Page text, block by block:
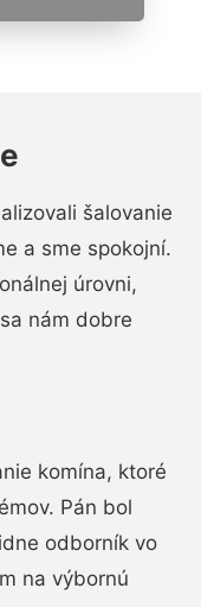
šalovanie
a sme spokojní.
úrovni,
nám dobre
komína, ktoré
Pán bol
odborník vo
na výbornú